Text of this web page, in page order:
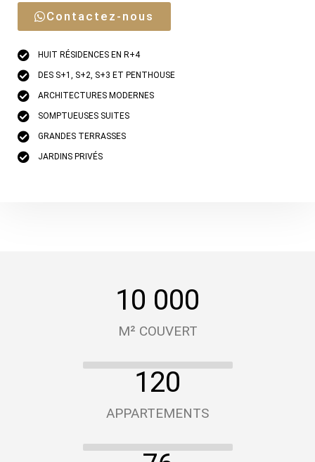
Contactez-nous
HUIT RÉSIDENCES EN R+4
DES S+1, S+2, S+3 ET PENTHOUSE
ARCHITECTURES MODERNES
SOMPTUEUSES SUITES
GRANDES TERRASSES
JARDINS PRIVÉS
M² COUVERT
10 000
APPARTEMENTS
120